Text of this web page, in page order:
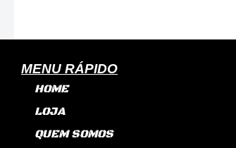
MENU RÁPIDO
HOME
LOJA
QUEM SOMOS